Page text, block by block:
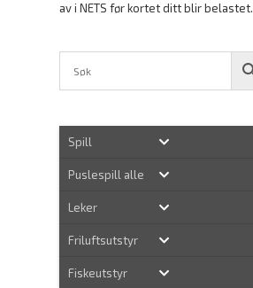
av i NETS før kortet ditt blir belastet.
Spill
Puslespill alle
Leker
Friluftsutstyr
Fiskeutstyr